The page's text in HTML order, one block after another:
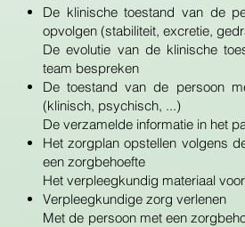
De klinische toestand van de
opvolgen (stabiliteit, excretie,
De evolutie van de klinische
team bespreken
De toestand van de persoon
(klinisch, psychisch, ...)
De verzamelde informatie in het
Het zorgplan opstellen volgens
een zorgbehoefte
Het verpleegkundig materiaal
Verpleegkundige zorg verlenen
Met de persoon met een